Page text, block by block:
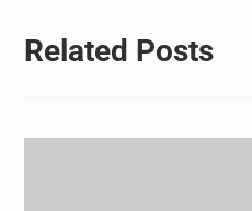
Related Posts